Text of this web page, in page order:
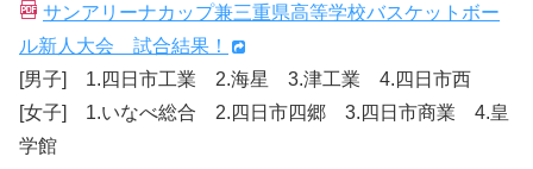
サンアリーナカップ兼三重県高等学校バスケットボー
ル新人大会 試合結果！
[男子] 1.四日市工業 2.海星 3.津工業 4.四日市西
[女子] 1.いなべ総合 2.四日市四郷 3.四日市商業 4.皇
学館